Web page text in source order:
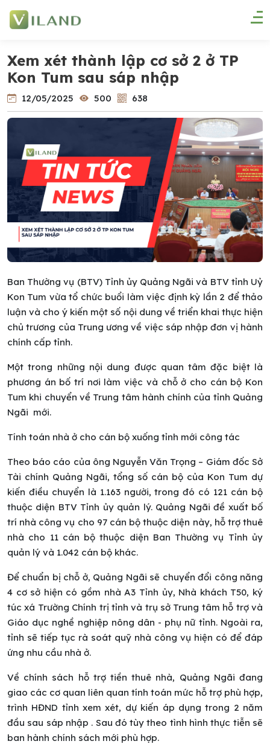
Xem xét thành lập cơ sở 2 ở TP
Kon Tum sau sáp nhập
12/05/2025 500 638
Ban Thường vụ (BTV) Tỉnh ủy Quảng Ngãi và BTV tỉnh Uỷ
Kon Tum vừa tổ chức buổi làm việc định kỳ lần 2 để thảo
luận và cho ý kiến một số nội dung về triển khai thực hiện
chủ trương của Trung ương về việc sáp nhập đơn vị hành
chính cấp tỉnh.
Một trong những nội dung được quan tâm đặc biệt là
phương án bố trí nơi làm việc và chỗ ở cho cán bộ Kon
Tum khi chuyển về Trung tâm hành chính của tỉnh Quảng
Ngãi mới.
Tính toán nhà ở cho cán bộ xuống tỉnh mới công tác
Theo báo cáo của ông Nguyễn Văn Trọng – Giám đốc Sở
Tài chính Quảng Ngãi, tổng số cán bộ của Kon Tum dự
kiến điều chuyển là 1.163 người, trong đó có 121 cán bộ
thuộc diện BTV Tỉnh ủy quản lý. Quảng Ngãi đề xuất bố
trí nhà công vụ cho 97 cán bộ thuộc diện này, hỗ trợ thuê
nhà cho 11 cán bộ thuộc diện Ban Thường vụ Tỉnh ủy
quản lý và 1.042 cán bộ khác.
Để chuẩn bị chỗ ở, Quảng Ngãi sẽ chuyển đổi công năng
4 cơ sở hiện có gồm nhà A3 Tỉnh ủy, Nhà khách T50, ký
túc xá Trường Chính trị tỉnh và trụ sở Trung tâm hỗ trợ và
Giáo dục nghề nghiệp nông dân - phụ nữ tỉnh. Ngoài ra,
tỉnh sẽ tiếp tục rà soát quỹ nhà công vụ hiện có để đáp
ứng nhu cầu nhà ở.
Về chính sách hỗ trợ tiền thuê nhà, Quảng Ngãi đang
giao các cơ quan liên quan tính toán mức hỗ trợ phù hợp,
trình HĐND tỉnh xem xét, dự kiến áp dụng trong 2 năm
đầu sau sáp nhập . Sau đó tùy theo tình hình thực tiễn sẽ
ban hành chính sách mới phù hợp.